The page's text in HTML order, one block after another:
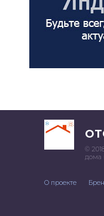
©
дома
О проекте